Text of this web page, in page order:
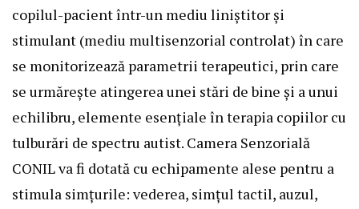
copilul-pacient într-un mediu liniștitor și
stimulant (mediu multisenzorial controlat) în care
se monitorizează parametrii terapeutici, prin care
se urmărește atingerea unei stări de bine și a unui
echilibru, elemente esențiale în terapia copiilor cu
tulburări de spectru autist. Camera Senzorială
CONIL va fi dotată cu echipamente alese pentru a
stimula simțurile: vederea, simțul tactil, auzul,